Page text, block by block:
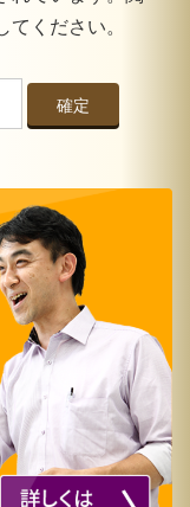
ください。